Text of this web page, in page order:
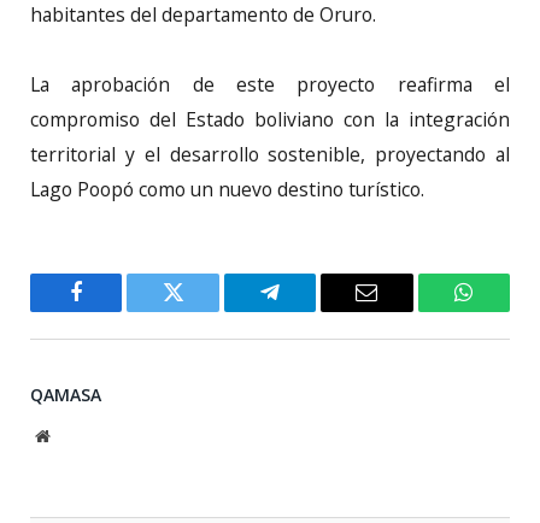
habitantes del departamento de Oruro.
La aprobación de este proyecto reafirma el
compromiso del Estado boliviano con la integración
territorial y el desarrollo sostenible, proyectando al
Lago Poopó como un nuevo destino turístico.
Facebook Twitter Telegram Email
QAMASA
Website